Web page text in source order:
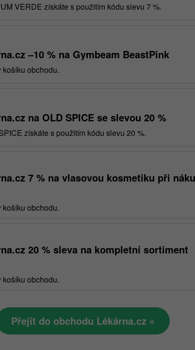
VERDE získáte s použitím kódu slevu 7 %.
–10 % na Gymbeam BeastPink
obchodu.
na OLD SPICE se slevou 20 %
získáte s použitím kódu slevu 20 %.
7 % na vlasovou kosmetiku při
obchodu.
20 % sleva na kompletní sortiment
obchodu.
Přejít do obchodu Lékárna.cz »